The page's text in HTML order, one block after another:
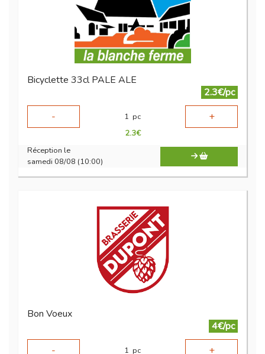
Bicyclette 33cl PALE ALE
2.3€/pc
-
1 pc +
2.3€
Réception le
samedi 08/08 (10:00)
Bon Voeux
4€/pc
-
1 pc +